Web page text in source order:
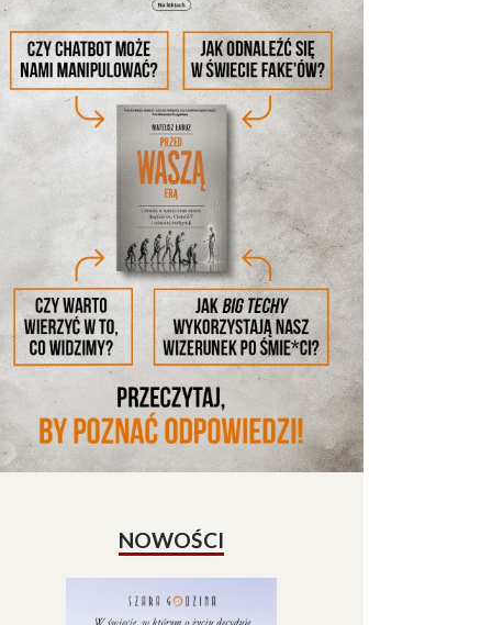
NOWOŚCI